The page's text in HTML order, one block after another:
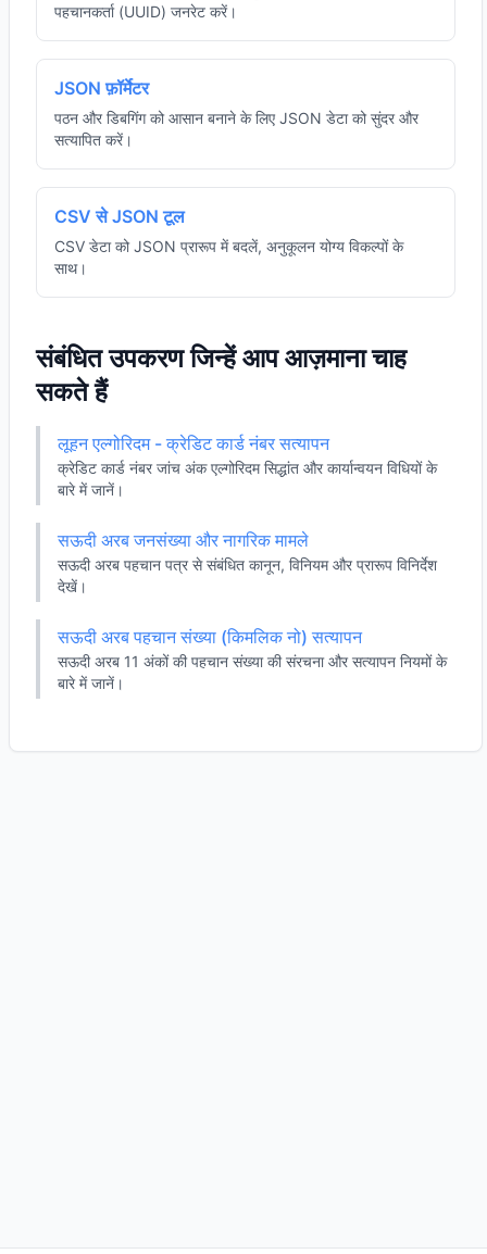
पहचानकर्ता (UUID) जनरेट करें।
JSON फ़ॉर्मेटर
पठन और डिबगिंग को आसान बनाने के लिए JSON डेटा को सुंदर और
सत्यापित करें।
CSV से JSON टूल
CSV डेटा को JSON प्रारूप में बदलें, अनुकूलन योग्य विकल्पों के
साथ।
संबंधित उपकरण जिन्हें आप आज़माना चाह
सकते हैं
लूहन एल्गोरिदम - क्रेडिट कार्ड नंबर सत्यापन
क्रेडिट कार्ड नंबर जांच अंक एल्गोरिदम सिद्धांत और कार्यान्वयन विधियों के
बारे में जानें।
सऊदी अरब जनसंख्या और नागरिक मामले
सऊदी अरब पहचान पत्र से संबंधित कानून, विनियम और प्रारूप विनिर्देश
देखें।
सऊदी अरब पहचान संख्या (किमलिक नो) सत्यापन
सऊदी अरब 11 अंकों की पहचान संख्या की संरचना और सत्यापन नियमों के
बारे में जानें।